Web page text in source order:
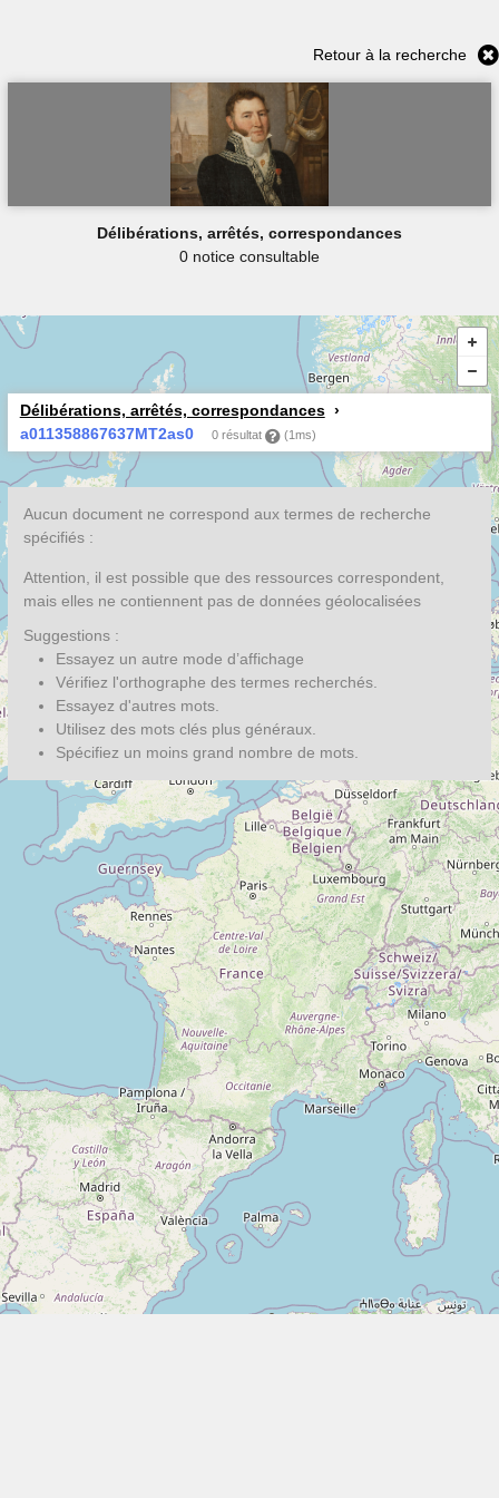
Retour à la recherche
Délibérations, arrêtés, correspondances
0 notice consultable
Délibérations, arrêtés, correspondances
a011358867637MT2as0
0 résultat (1ms)
Aucun document ne correspond aux termes de recherche
spécifiés :
Attention, il est possible que des ressources correspondent,
mais elles ne contiennent pas de données géolocalisées
Suggestions :
Essayez un autre mode d’affichage
Vérifiez l'orthographe des termes recherchés.
Essayez d'autres mots.
Utilisez des mots clés plus généraux.
Spécifiez un moins grand nombre de mots.